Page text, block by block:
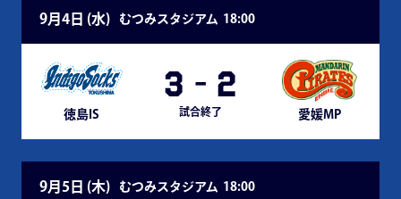
9月4日 (水) むつみスタジアム 18:00
徳島IS
3 - 2
試合終了 愛媛MP
9月5日 (木) むつみスタジアム 18:00